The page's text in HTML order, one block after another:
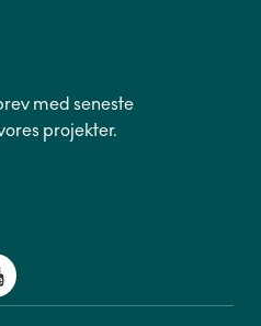
med seneste
projekter.